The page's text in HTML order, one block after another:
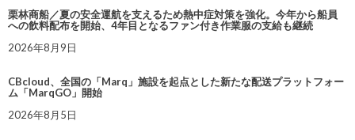
栗林商船／夏の安全運航を支えるため熱中症対策を強化。今年から船員
への飲料配布を開始、4年目となるファン付き作業服の支給も継続
2026年8月9日
CBcloud、全国の「Marq」施設を起点とした新たな配送プラットフォー
ム「MarqGO」開始
2026年8月5日